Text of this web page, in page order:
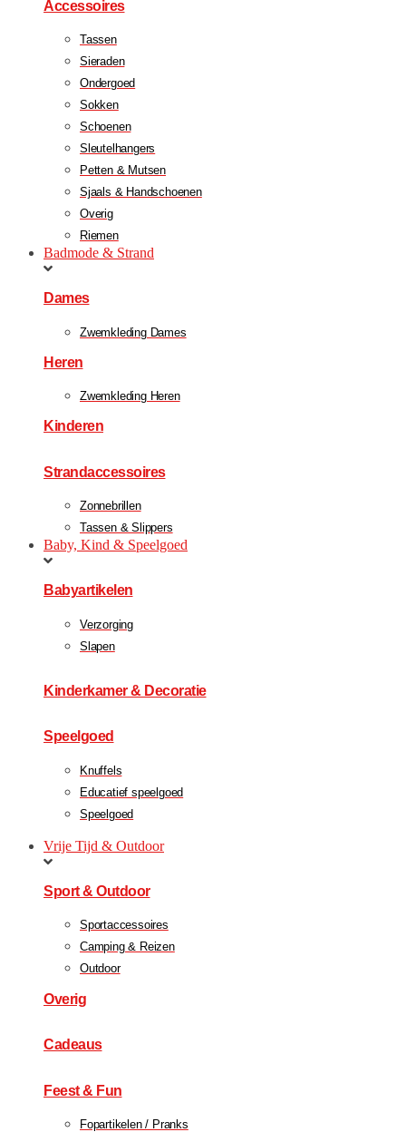
Accessoires
Tassen
Sieraden
Ondergoed
Sokken
Schoenen
Sleutelhangers
Petten & Mutsen
Sjaals & Handschoenen
Overig
Riemen
Badmode & Strand
Dames
Zwemkleding Dames
Heren
Zwemkleding Heren
Kinderen
Strandaccessoires
Zonnebrillen
Tassen & Slippers
Baby, Kind & Speelgoed
Babyartikelen
Verzorging
Slapen
Kinderkamer & Decoratie
Speelgoed
Knuffels
Educatief speelgoed
Speelgoed
Vrije Tijd & Outdoor
Sport & Outdoor
Sportaccessoires
Camping & Reizen
Outdoor
Overig
Cadeaus
Feest & Fun
Fopartikelen / Pranks